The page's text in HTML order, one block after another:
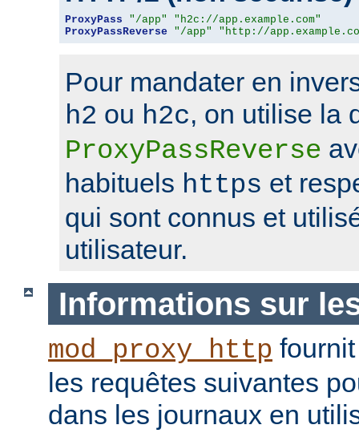
ProxyPass "/app"
"h2c://app.example.com"
ProxyPassReverse
"/app" "http://
Pour mandater en
h2 ou h2c, on utilise la
ProxyPassReverse
habituels https et
qui sont connus et
utilisateur.
Informations sur
mod_proxy_http
les requêtes suivantes
dans les journaux en